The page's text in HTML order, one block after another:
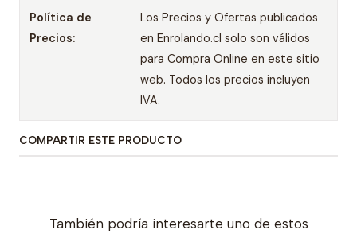
Política de
Precios:
Los Precios y Ofertas publicados
en Enrolando.cl solo son válidos
para Compra Online en este sitio
web. Todos los precios incluyen
IVA.
COMPARTIR ESTE PRODUCTO
También podría interesarte uno de estos